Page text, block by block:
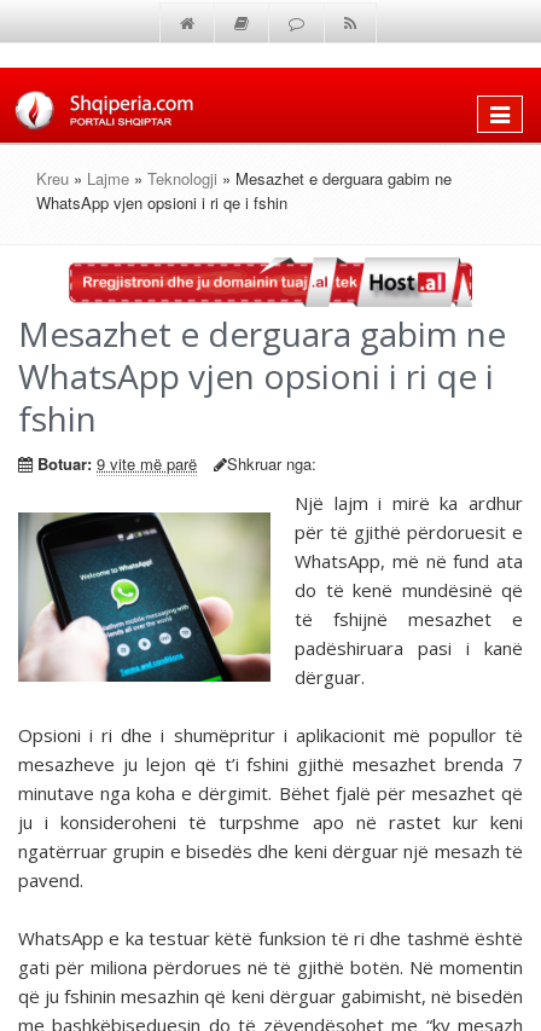
Shfaq
Kreu » Lajme » Teknologji » Mesazhet e derguara gabim ne
WhatsApp vjen opsioni i ri qe i fshin
Mesazhet e derguara gabim ne
WhatsApp vjen opsioni i ri qe i
fshin
Botuar: 9 vite më parë Shkruar nga:
Një lajm i mirë ka ardhur
për të gjithë përdoruesit e
WhatsApp, më në fund ata
do të kenë mundësinë që
të fshijnë mesazhet e
padëshiruara pasi i kanë
dërguar.
Opsioni i ri dhe i shumëpritur i aplikacionit më popullor të
mesazheve ju lejon që t’i fshini gjithë mesazhet brenda 7
minutave nga koha e dërgimit. Bëhet fjalë për mesazhet që
ju i konsideroheni të turpshme apo në rastet kur keni
ngatërruar grupin e bisedës dhe keni dërguar një mesazh të
pavend.
WhatsApp e ka testuar këtë funksion të ri dhe tashmë është
gati për miliona përdorues në të gjithë botën. Në momentin
që ju fshinin mesazhin që keni dërguar gabimisht, në bisedën
me bashkëbiseduesin do të zëvendësohet me “ky mesazh